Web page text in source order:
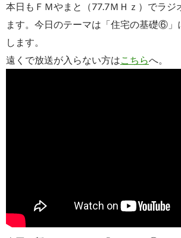
本日もＦＭやまと（77.7ＭＨｚ）でラジ
ます。今日のテーマは「住宅の基礎⑥」
します。
遠くで放送が入らない方はこちらへ。